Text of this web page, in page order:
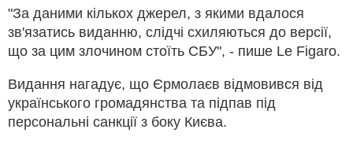
"За даними кількох джерел, з якими вдалося
зв'язатись виданню, слідчі схиляються до версії,
що за цим злочином стоїть СБУ", - пише Le Figaro.
Видання нагадує, що Єрмолаєв відмовився від
українського громадянства та підпав під
персональні санкції з боку Києва.